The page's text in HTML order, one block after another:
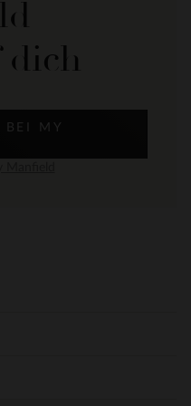
dich
BEI MY